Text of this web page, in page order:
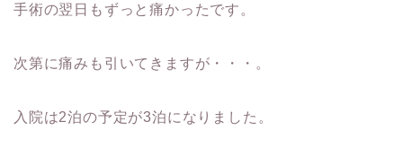
手術の翌日もずっと痛かったです。
次第に痛みも引いてきますが・・・。
入院は2泊の予定が3泊になりました。